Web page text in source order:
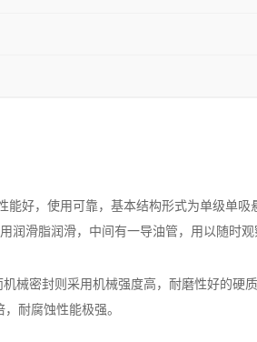
好，使用可靠，基本结构形式为单级单
滑脂润滑，中间有一导油管，用以随时观
密封则采用机械强度高，耐磨性好的硬
耐腐蚀性能极强。